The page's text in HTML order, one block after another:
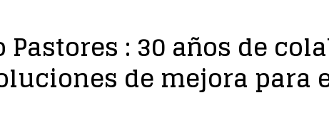
Pastores : 30 años de
de mejora para